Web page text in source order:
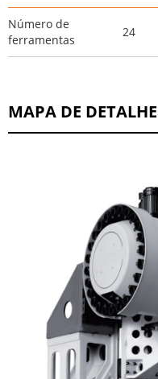
Número de
ferramentas
24
MAPA DE